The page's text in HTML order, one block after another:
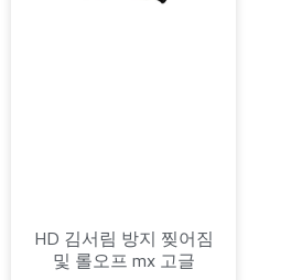
HD 김서림 방지 찢어짐
및 롤오프 mx 고글